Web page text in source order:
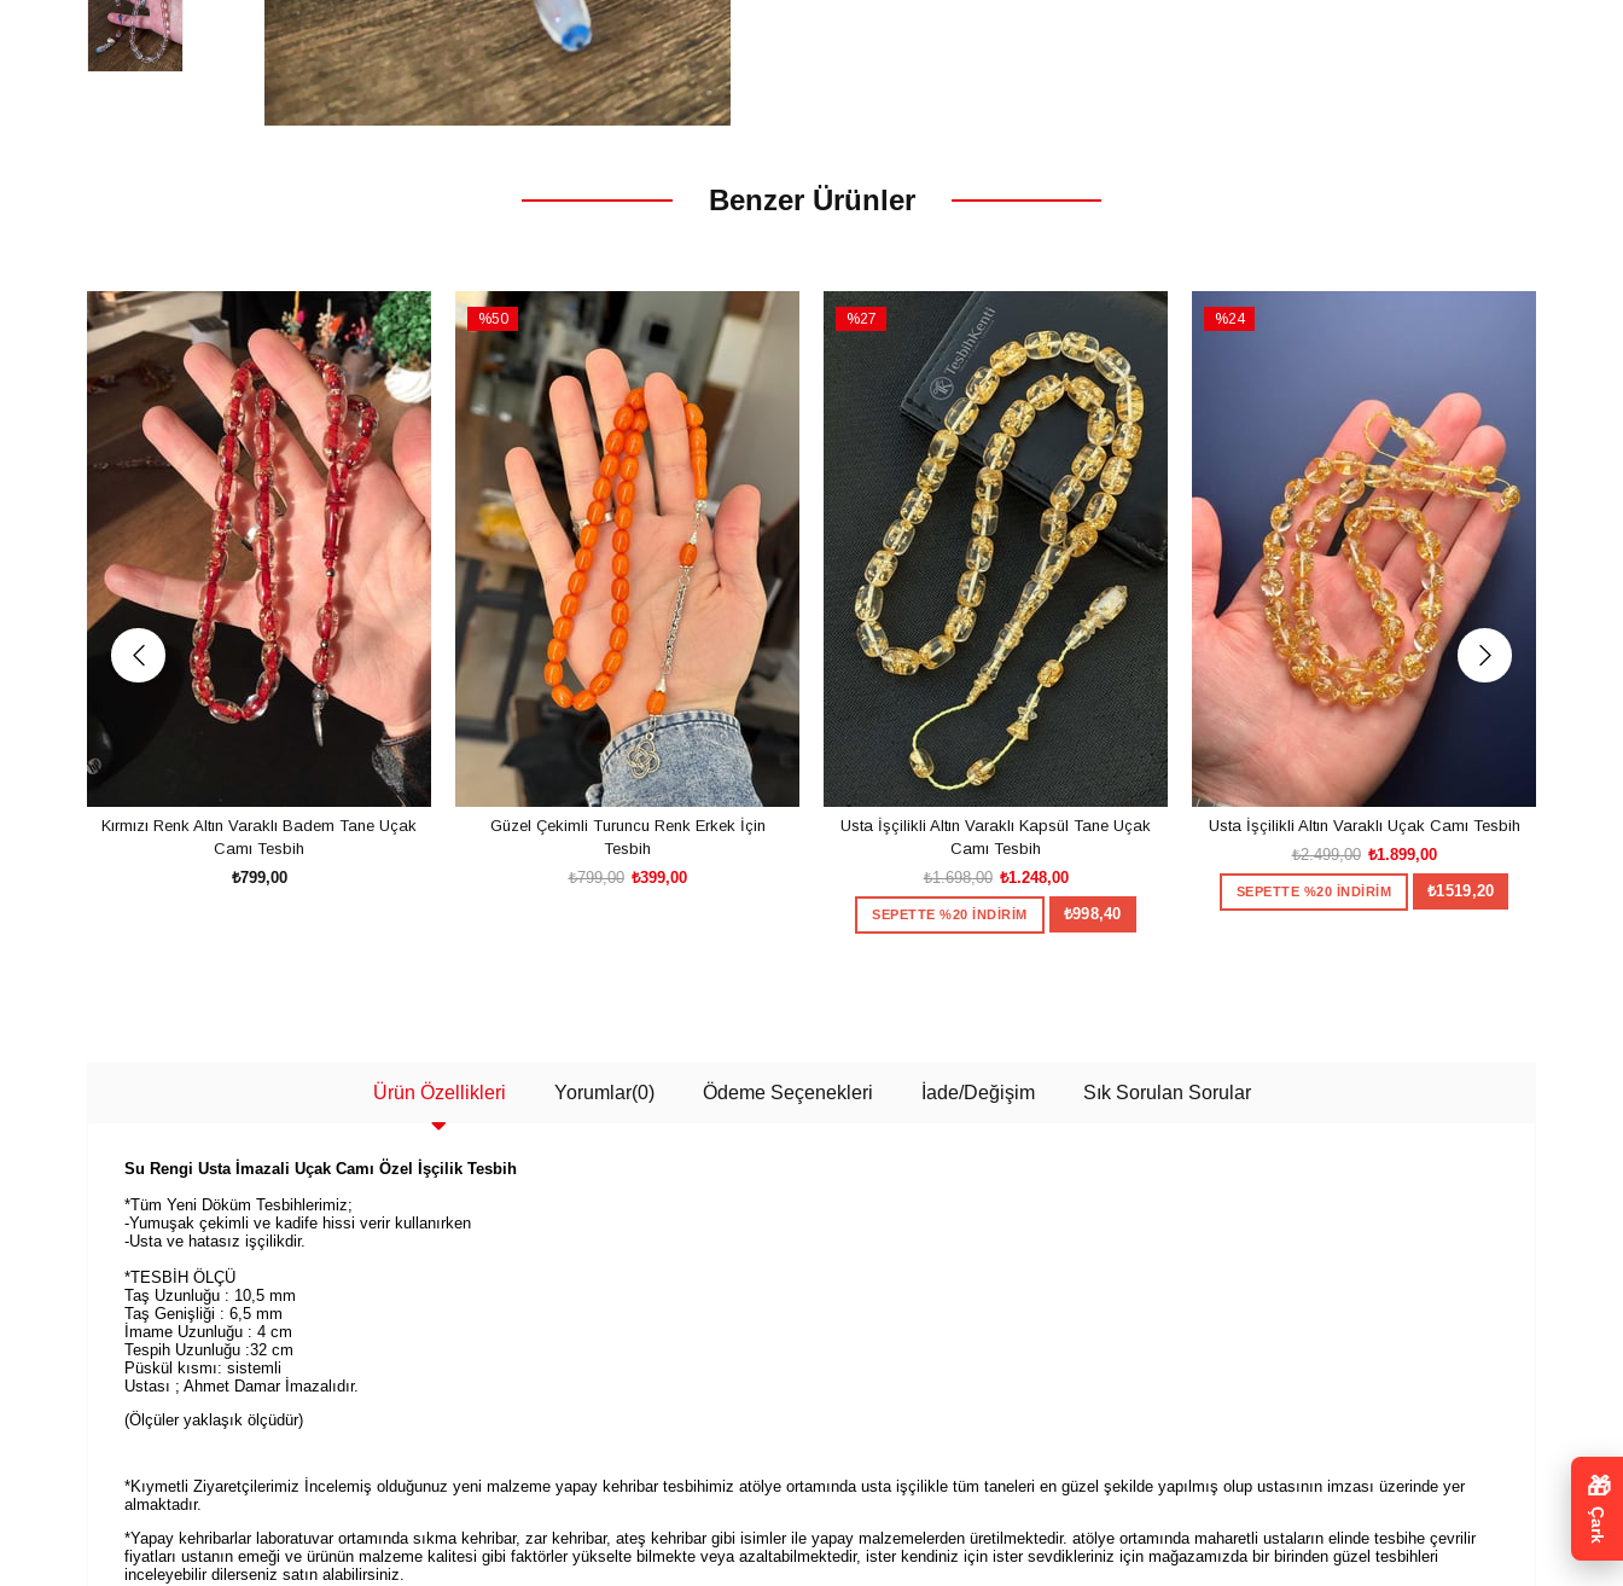
Benzer Ürünler
Kırmızı Renk Altın Varaklı Badem Tane Uçak
Camı Tesbih
₺799,00
%50
İndirim
%50İndirim
Güzel Çekimli Turuncu Renk Erkek İçin
Tesbih
₺399,00
₺799,00
%27
%27İndirim
Usta İşçilikli Altın Varaklı Kapsül Tane Uçak
Camı Tesbih
₺1.248,00
₺1.698,00
SEPETTE %20 İNDİRİM ₺998,40
%24
Usta İşçilikli Altın Varaklı Uçak Camı Tesbih
₺1.899,00
₺2.499,00
SEPETTE %20 İNDİRİM ₺1519,20
Ürün Özellikleri Yorumlar(0) Ödeme Seçenekleri İade/Değişim Sık Sorulan Sorular
Su Rengi Usta İmazali Uçak Camı Özel İşçilik Tesbih
*Tüm Yeni Döküm Tesbihlerimiz;
-Yumuşak çekimli ve kadife hissi verir kullanırken
-Usta ve hatasız işçilikdir.
*TESBİH ÖLÇÜ
Taş Uzunluğu : 10,5 mm
Taş Genişliği : 6,5 mm
İmame Uzunluğu : 4 cm
Tespih Uzunluğu :32 cm
Püskül kısmı: sistemli
Ustası ; Ahmet Damar İmazalıdır.
(Ölçüler yaklaşık ölçüdür)
*Kıymetli Ziyaretçilerimiz İncelemiş olduğunuz yeni malzeme yapay kehribar tesbihimiz atölye ortamında usta işçilikle tüm taneleri en güzel şekilde yapılmış olup ustasının imzası üzerinde yer
almaktadır.
*Yapay kehribarlar laboratuvar ortamında sıkma kehribar, zar kehribar, ateş kehribar gibi isimler ile yapay malzemelerden üretilmektedir. atölye ortamında maharetli ustaların elinde tesbihe çevrilir
fiyatları ustanın emeği ve ürünün malzeme kalitesi gibi faktörler yükselte bilmekte veya azaltabilmektedir, ister kendiniz için ister sevdikleriniz için mağazamızda bir birinden güzel tesbihleri
inceleyebilir dilerseniz satın alabilirsiniz.
🎁
Çark